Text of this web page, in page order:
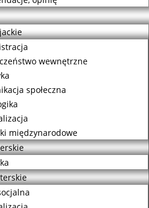
wewnętrzne
społeczna
międzynarodowe